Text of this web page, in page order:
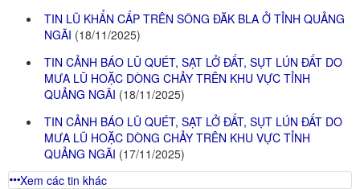
TIN LŨ KHẨN CẤP TRÊN SÔNG ĐĂK BLA Ở TỈNH QUẢNG
NGÃI (18/11/2025)
TIN CẢNH BÁO LŨ QUÉT, SẠT LỞ ĐẤT, SỤT LÚN ĐẤT DO
MƯA LŨ HOẶC DÒNG CHẢY TRÊN KHU VỰC TỈNH
QUẢNG NGÃI (18/11/2025)
TIN CẢNH BÁO LŨ QUÉT, SẠT LỞ ĐẤT, SỤT LÚN ĐẤT DO
MƯA LŨ HOẶC DÒNG CHẢY TRÊN KHU VỰC TỈNH
QUẢNG NGÃI (17/11/2025)
Xem các tin khác